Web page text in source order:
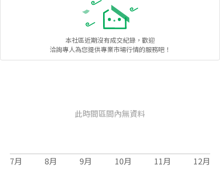
本社區近期沒有成交紀錄，歡迎
洽詢專人為您提供專業市場行情的服務吧！
此時間區間內無資料
7月 8月 9月 10月 11月 12月